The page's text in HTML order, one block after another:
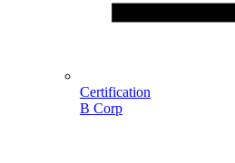
Certification
B Corp